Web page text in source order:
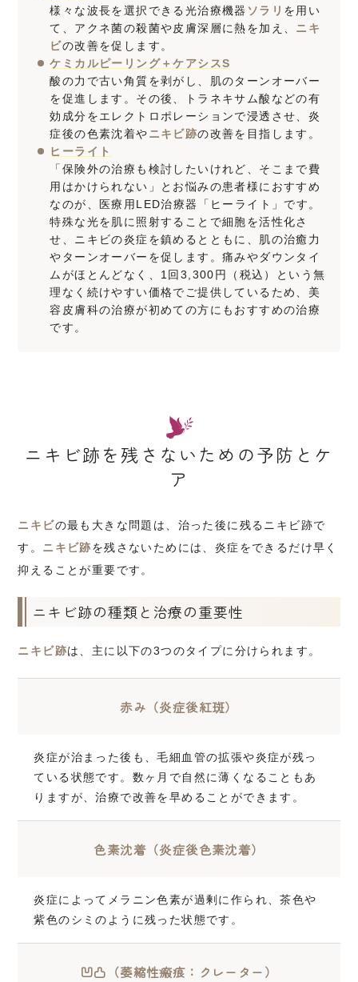
様々な波長を選択できる光治療機器 ソラリ を用い
て、アクネ菌の殺菌や皮膚深層に熱を加え、 ニキ
ビの改善を促します。
ケミカルピーリング＋ケアシスS
酸の力で古い角質を剥がし、肌のターンオーバー
を促進します。その後、トラネキサム酸などの有
効成分をエレクトロポレーションで浸透させ、炎
症後の色素沈着やニキビ跡の改善を目指します。
ヒーライト
「保険外の治療も検討したいけれど、そこまで費
用はかけられない」とお悩みの患者様におすすめ
なのが、医療用LED治療器「ヒーライト」です。
特殊な光を肌に照射することで細胞を活性化さ
せ、ニキビの炎症を鎮めるとともに、肌の治癒力
やターンオーバーを促します。痛みやダウンタイ
ムがほとんどなく、1回3,300円（税込）という無
理なく続けやすい価格でご提供しているため、美
容皮膚科の治療が初めての方にもおすすめの治療
です。
ニキビ跡を残さないための予防とケ
ア
ニキビの最も大きな問題は、治った後に残るニキビ跡で
す。 ニキビ跡を残さないためには、炎症をできるだけ早く
抑えることが重要です。
ニキビ跡の種類と治療の重要性
ニキビ跡は、主に以下の3つのタイプに分けられます。
赤み（炎症後紅斑）
炎症が治まった後も、毛細血管の拡張や炎症が残っ
ている状態です。数ヶ月で自然に薄くなることもあ
りますが、治療で改善を早めることができます。
色素沈着（炎症後色素沈着）
炎症によってメラニン色素が過剰に作られ、茶色や
紫色のシミのように残った状態です。
凹凸（萎縮性瘢痕：クレーター）